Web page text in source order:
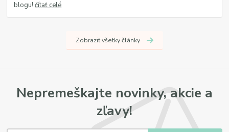
blogu!čítať celé
Zobraziť všetky články
Nepremeškajte novinky, akcie a
zľavy!